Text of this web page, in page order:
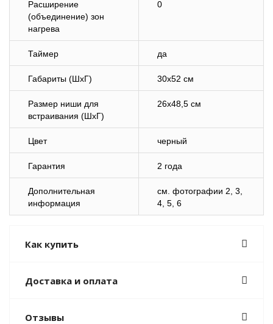
Расширение
(объединение) зон
нагрева
0
Таймер да
Габариты (ШхГ) 30х52 см
Размер ниши для
встраивания (ШхГ)
26х48,5 см
Цвет черный
Гарантия 2 года
Дополнительная
информация
cм. фотографии 2, 3,
4, 5, 6
Как купить
Доставка и оплата
Отзывы